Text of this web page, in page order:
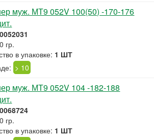
муж. МТ9 052V 100(50) -170-176
гр.
в упаковке: 1 ШТ
> 10
муж. МТ9 052V 104 -182-188
гр.
в упаковке: 1 ШТ